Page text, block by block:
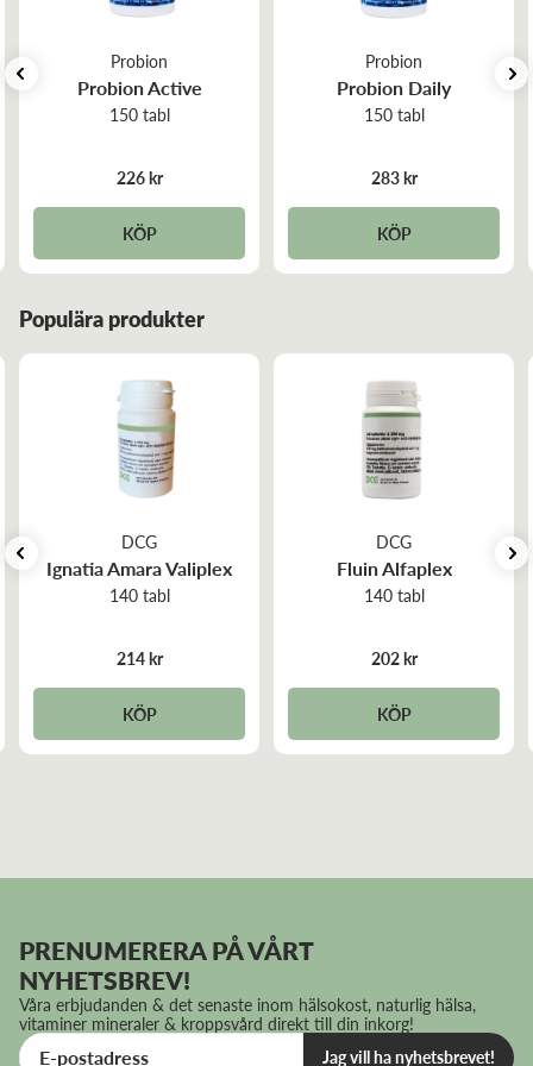
kost. Överskrid ej rekommenderad dos.
Probion
Probion Active
150 tabl
226 kr
KÖP
Probion
Probion Daily
150 tabl
283 kr
KÖP
Populära produkter
DCG
Ignatia Amara Valiplex
140 tabl
214 kr
KÖP
DCG
Fluin Alfaplex
140 tabl
202 kr
KÖP
PRENUMERERA PÅ VÅRT
NYHETSBREV!
Våra erbjudanden & det senaste inom hälsokost, naturlig hälsa,
vitaminer mineraler & kroppsvård direkt till din inkorg!
Jag vill ha nyhetsbrevet!